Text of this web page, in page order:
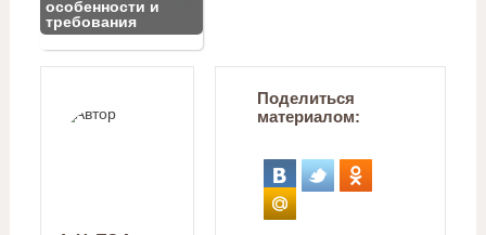
особенности и
требования
Поделиться
материалом: